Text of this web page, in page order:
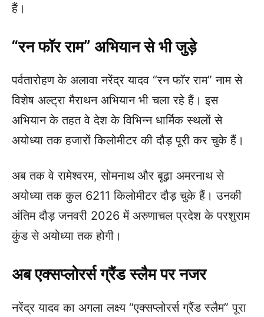
हैं।
“रन फॉर राम” अभियान से भी जुड़े
पर्वतारोहण के अलावा नरेंद्र यादव “रन फॉर राम” नाम से
विशेष अल्ट्रा मैराथन अभियान भी चला रहे हैं। इस
अभियान के तहत वे देश के विभिन्न धार्मिक स्थलों से
अयोध्या तक हजारों किलोमीटर की दौड़ पूरी कर चुके हैं।
अब तक वे रामेश्वरम, सोमनाथ और बूढ़ा अमरनाथ से
अयोध्या तक कुल 6211 किलोमीटर दौड़ चुके हैं। उनकी
अंतिम दौड़ जनवरी 2026 में अरुणाचल प्रदेश के परशुराम
कुंड से अयोध्या तक होगी।
अब एक्सप्लोरर्स ग्रैंड स्लैम पर नजर
नरेंद्र यादव का अगला लक्ष्य “एक्सप्लोरर्स ग्रैंड स्लैम” पूरा